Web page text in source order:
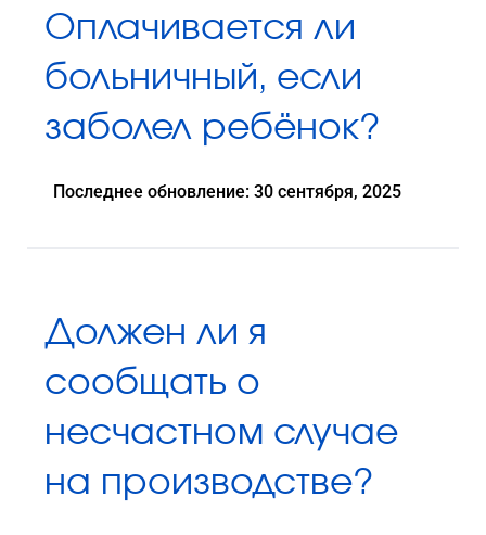
Оплачивается ли
больничный, если
заболел ребёнок?
Последнее обновление: 30 сентября, 2025
Должен ли я
сообщать о
несчастном случае
на производстве?